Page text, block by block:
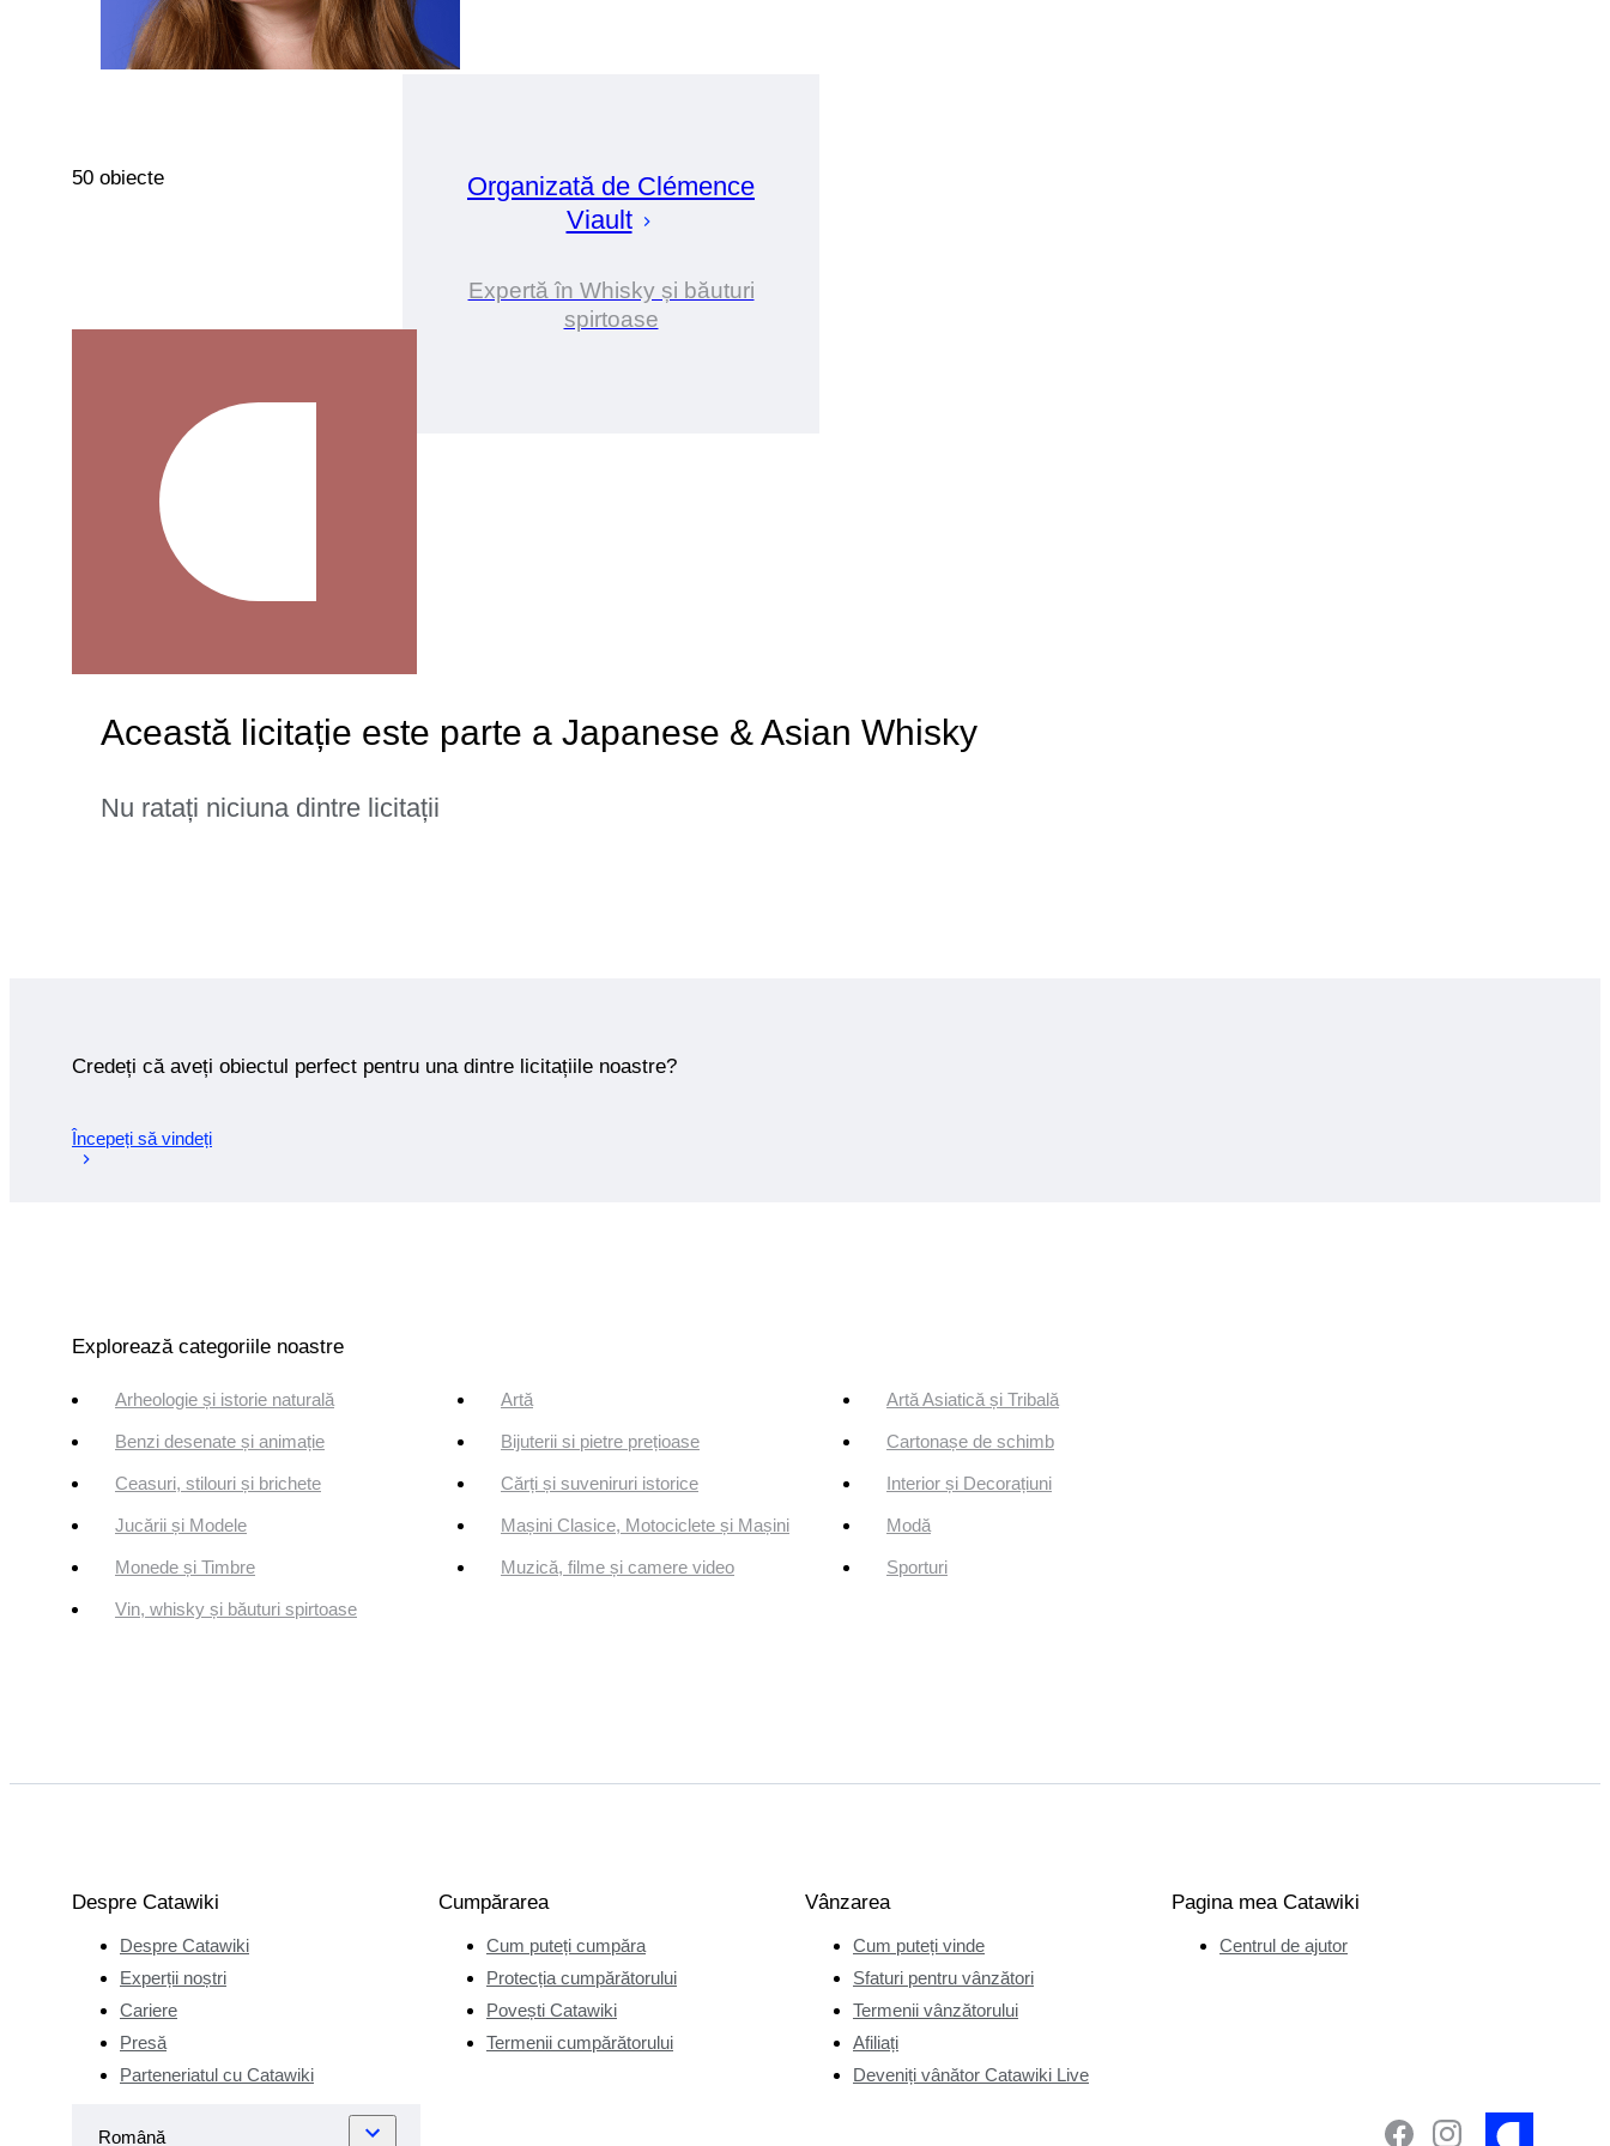
Organizată de Clémence
Viault
Expertă în Whisky și băuturi
spirtoase
50 obiecte
Această licitație este parte a Japanese & Asian Whisky
Nu ratați niciuna dintre licitații
Credeți că aveți obiectul perfect pentru una dintre licitațiile noastre?
Începeți să vindeți
Explorează categoriile noastre
Arheologie și istorie naturală Artă Artă Asiatică și Tribală
Benzi desenate și animație Bijuterii si pietre prețioase Cartonașe de schimb
Ceasuri, stilouri și brichete Cărți și suveniruri istorice Interior și Decorațiuni
Jucării și Modele Mașini Clasice, Motociclete și Mașini Modă
Monede și Timbre Muzică, filme și camere video Sporturi
Vin, whisky și băuturi spirtoase
Despre Catawiki
Despre Catawiki
Experții noștri
Cariere
Presă
Parteneriatul cu Catawiki
Cumpărarea
Cum puteți cumpăra
Protecția cumpărătorului
Povești Catawiki
Termenii cumpărătorului
Vânzarea
Cum puteți vinde
Sfaturi pentru vânzători
Termenii vânzătorului
Afiliați
Deveniți vânător Catawiki Live
Pagina mea Catawiki
Centrul de ajutor